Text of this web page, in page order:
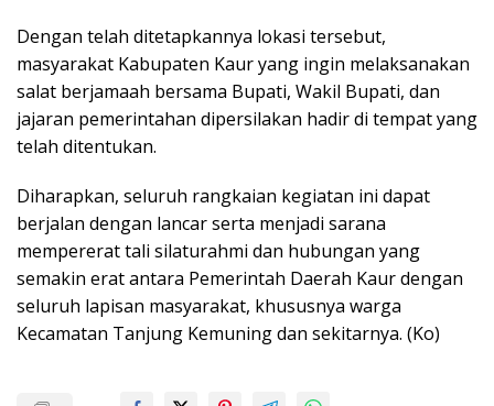
Dengan telah ditetapkannya lokasi tersebut,
masyarakat Kabupaten Kaur yang ingin melaksanakan
salat berjamaah bersama Bupati, Wakil Bupati, dan
jajaran pemerintahan dipersilakan hadir di tempat yang
telah ditentukan.
Diharapkan, seluruh rangkaian kegiatan ini dapat
berjalan dengan lancar serta menjadi sarana
mempererat tali silaturahmi dan hubungan yang
semakin erat antara Pemerintah Daerah Kaur dengan
seluruh lapisan masyarakat, khususnya warga
Kecamatan Tanjung Kemuning dan sekitarnya. (Ko)